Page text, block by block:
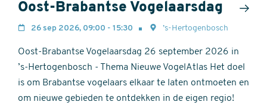
Oost-Brabantse Vogelaarsdag
26 sep 2026, 09:00 - 15:30 ’s-Hertogenbosch
Oost-Brabantse Vogelaarsdag 26 september 2026 in
’s-Hertogenbosch - Thema Nieuwe VogelAtlas Het doel
is om Brabantse vogelaars elkaar te laten ontmoeten en
om nieuwe gebieden te ontdekken in de eigen regio!